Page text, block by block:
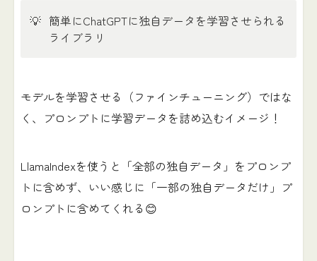
💡 簡単にChatGPTに独自データを学習させられる
ライブラリ
モデルを学習させる（ファインチューニング）ではな
く、プロンプトに学習データを詰め込むイメージ！
LlamaIndexを使うと「全部の独自データ」をプロンプ
トに含めず、いい感じに「一部の独自データだけ」プ
ロンプトに含めてくれる😊